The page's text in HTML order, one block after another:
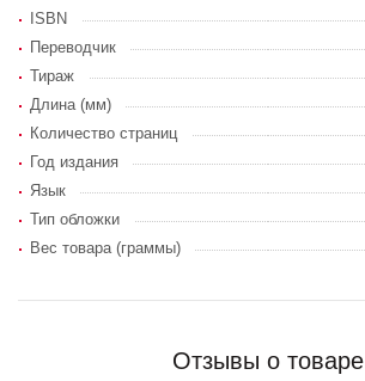
ISBN
Переводчик
Тираж
Длина (мм)
Количество страниц
Год издания
Язык
Тип обложки
Вес товара (граммы)
Отзывы о товаре